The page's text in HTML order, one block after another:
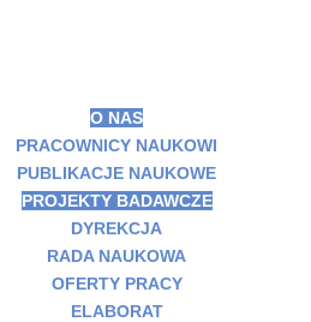
O NAS
PRACOWNICY NAUKOWI
PUBLIKACJE NAUKOWE
PROJEKTY BADAWCZE
DYREKCJA
RADA NAUKOWA
OFERTY PRACY
ELABORAT